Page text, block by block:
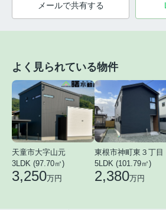
メールで共有する
よく見られている物件
天童市大字山元
3LDK (97.70㎡)
3,250万円
東根市神町東３丁目
5LDK (101.79㎡)
2,380万円